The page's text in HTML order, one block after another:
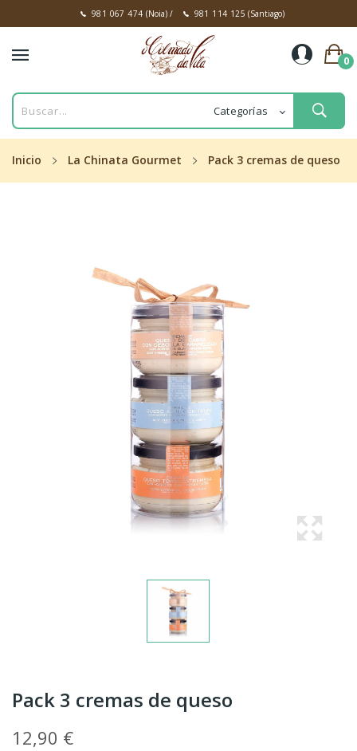
981 067 474 (Noia)/ 981 114 125 (Santiago)
0
Inicio La Chinata Gourmet Pack 3 cremas de queso
Pack 3 cremas de queso
12,90 €